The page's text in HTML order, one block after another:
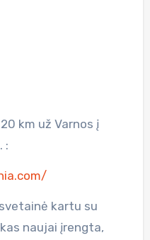
:
kartu su
naujai įrengta,